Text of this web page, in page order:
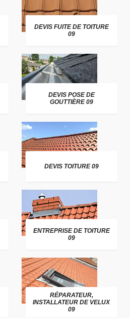
DEVIS FUITE DE TOITURE
09
DEVIS POSE DE
GOUTTIÈRE 09
DEVIS TOITURE 09
ENTREPRISE DE TOITURE
09
RÉPARATEUR,
INSTALLATEUR DE VELUX
09